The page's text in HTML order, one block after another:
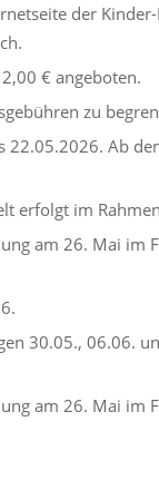
der
€ angeboten.
zu
Ab
erfolgt im
am 26. Mai
30.05., 06.06.
am 26. Mai